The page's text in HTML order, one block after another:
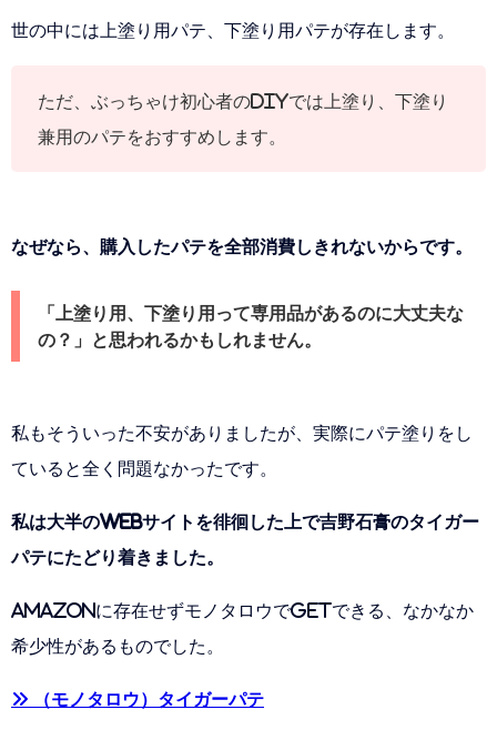
世の中には上塗り用パテ、下塗り用パテが存在します。
ただ、ぶっちゃけ初心者のDIYでは上塗り、下塗り
兼用のパテをおすすめします。
なぜなら、購入したパテを全部消費しきれないからです。
「上塗り用、下塗り用って専用品があるのに大丈夫な
の？」と思われるかもしれません。
私もそういった不安がありましたが、実際にパテ塗りをし
ていると全く問題なかったです。
私は大半のWebサイトを徘徊した上で吉野石膏のタイガー
パテにたどり着きました。
Amazonに存在せずモノタロウでGETできる、なかなか
希少性があるものでした。
» （モノタロウ）タイガーパテ